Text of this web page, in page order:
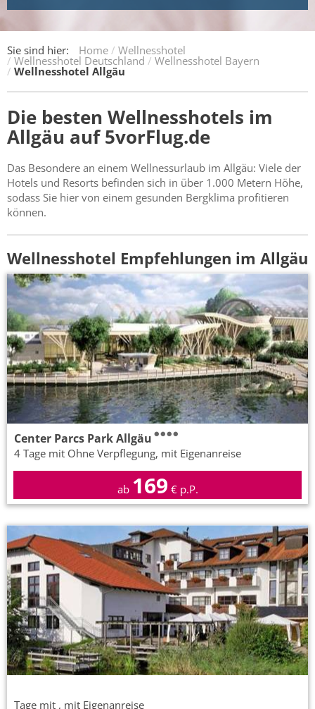
Sie sind hier: Home Wellnesshotel
Wellnesshotel Deutschland Wellnesshotel Bayern
Wellnesshotel Allgäu
Die besten Wellnesshotels im
Allgäu auf 5vorFlug.de
Das Besondere an einem Wellnessurlaub im Allgäu: Viele der
Hotels und Resorts befinden sich in über 1.000 Metern Höhe,
sodass Sie hier von einem gesunden Bergklima profitieren
können.
Wellnesshotel Empfehlungen im Allgäu
Center Parcs Park Allgäu
4 Tage mit Ohne Verpflegung, mit Eigenanreise
ab 169 € p.P.
Tage mit , mit Eigenanreise